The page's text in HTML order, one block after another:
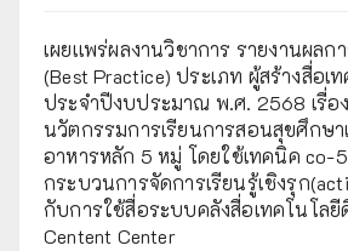
เผยเเพร่ผลงานวิชาการ รายงานผล
(Best Practice) ประเภท ผู้สร้างสื่อเ
ประจำปีงบประมาณ พ.ศ. 2568 เรื่
นวัตกรรมการเรียนการสอนสุขศึกษา
อาหารหลัก 5 หมู่ โดยใช้เทคนิค co-
กระบวนการจัดการเรียนรู้เชิงรุก
กับการใช้สื่อระบบคลังสื่อเทคโนโลยี
Centent Center